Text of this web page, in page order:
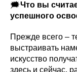
🗯Что вы
успешного
Прежде всего –
выстраивать
искусство
здесь и сейчас,